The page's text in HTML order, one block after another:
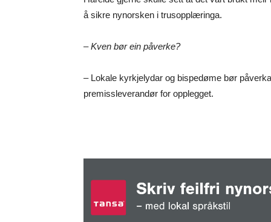
å sikre nynorsken i trusopplæringa.
– Kven bør ein påverke?
– Lokale kyrkjelydar og bispedøme bør
premissleverandør for opplegget.